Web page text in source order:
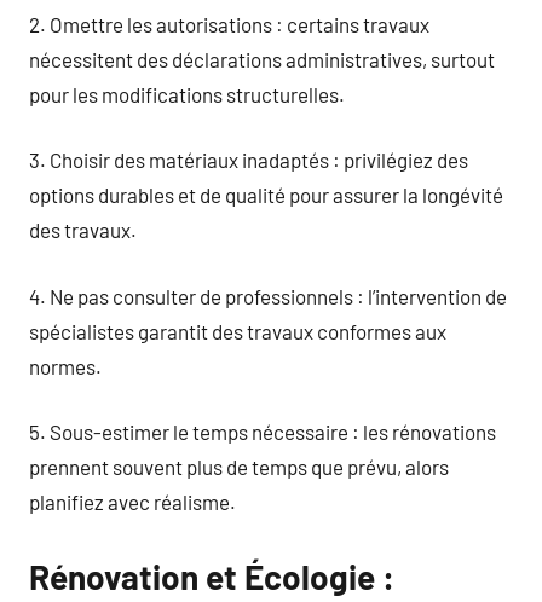
2. Omettre les autorisations : certains travaux
nécessitent des déclarations administratives, surtout
pour les modifications structurelles.
3. Choisir des matériaux inadaptés : privilégiez des
options durables et de qualité pour assurer la longévité
des travaux.
4. Ne pas consulter de professionnels : l’intervention de
spécialistes garantit des travaux conformes aux
normes.
5. Sous-estimer le temps nécessaire : les rénovations
prennent souvent plus de temps que prévu, alors
planifiez avec réalisme.
Rénovation et Écologie :